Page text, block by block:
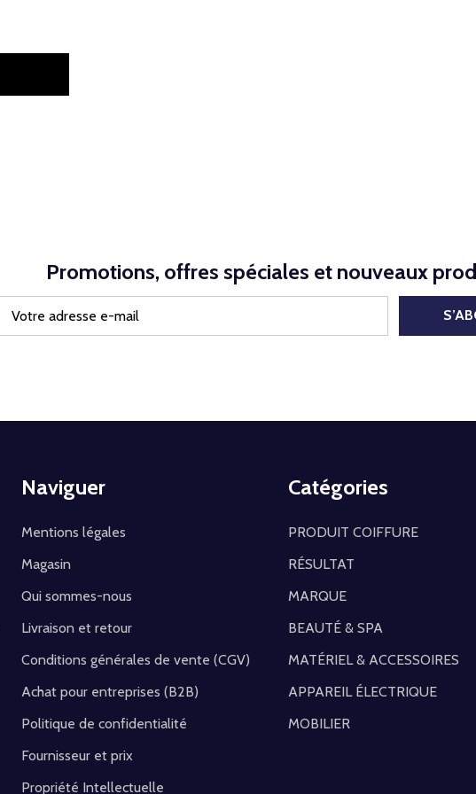
Promotions, offres spéciales et nouveaux
Naviguer
Mentions légales
Magasin
Qui sommes-nous
Livraison et retour
Conditions générales de vente (CGV)
Achat pour entreprises (B2B)
Politique de confidentialité
Fournisseur et prix
Propriété Intellectuelle
Catégories
PRODUIT COIFFURE
RÉSULTAT
MARQUE
BEAUTÉ & SPA
MATÉRIEL & ACCESSOIRES
APPAREIL ÉLECTRIQUE
MOBILIER